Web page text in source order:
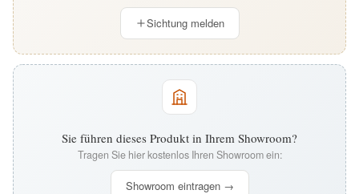
Sichtung melden
Sie führen dieses Produkt in Ihrem Showroom?
Tragen Sie hier kostenlos Ihren Showroom ein:
Showroom eintragen →